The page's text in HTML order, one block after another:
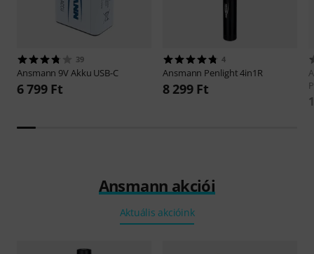
39
Ansmann 9V Akku USB-C
6 799 Ft
4
Ansmann Penlight 4in1R
8 299 Ft
Ansmann akciói
Aktuális akcióink